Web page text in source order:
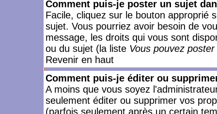
Comment puis-je poster un sujet
Facile, cliquez sur le bouton approprié
sujet. Vous pourriez avoir besoin de
message, les droits qui vous sont
ou du sujet (la liste Vous pouvez
Revenir en haut
Comment puis-je éditer ou
A moins que vous soyez
seulement éditer ou supprimer vos
(parfois seulement après un certain